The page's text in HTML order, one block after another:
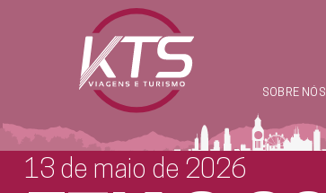
SOBRE NÓS
13 de maio de 2026